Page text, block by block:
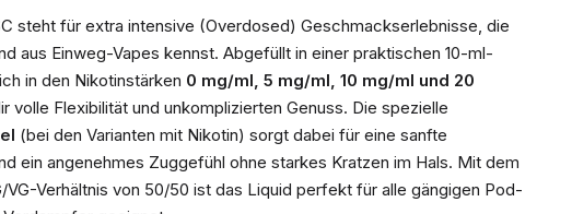
steht für extra intensive (Overdosed) Geschmackserlebnisse, die
aus Einweg-Vapes kennst. Abgefüllt in einer praktischen 10-ml-
in den Nikotinstärken 0 mg/ml, 5 mg/ml, 10 mg/ml und 20
volle Flexibilität und unkomplizierten Genuss. Die spezielle
(bei den Varianten mit Nikotin) sorgt dabei für eine sanfte
ein angenehmes Zuggefühl ohne starkes Kratzen im Hals. Mit dem
VG-Verhältnis von 50/50 ist das Liquid perfekt für alle gängigen Pod-